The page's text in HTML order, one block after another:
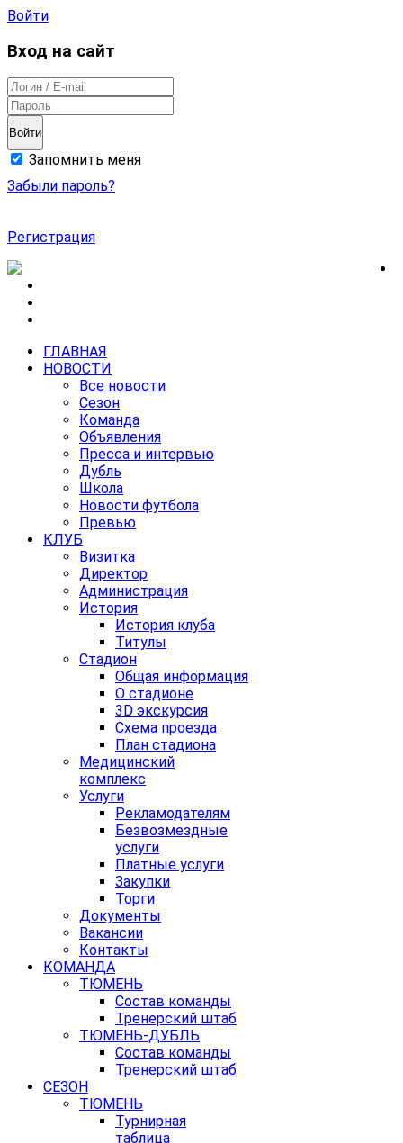
Войти
Вход на сайт
Войти
Запомнить меня
Забыли пароль?
Регистрация
ГЛАВНАЯ
НОВОСТИ
Все новости
Сезон
Команда
Объявления
Пресса и интервью
Дубль
Школа
Новости футбола
Превью
КЛУБ
Визитка
Директор
Администрация
История
История клуба
Титулы
Стадион
Общая информация
О стадионе
3D экскурсия
Схема проезда
План стадиона
Медицинский
комплекс
Услуги
Рекламодателям
Безвозмездные
услуги
Платные услуги
Закупки
Торги
Документы
Вакансии
Контакты
КОМАНДА
ТЮМЕНЬ
Состав команды
Тренерский штаб
ТЮМЕНЬ-ДУБЛЬ
Состав команды
Тренерский штаб
СЕЗОН
ТЮМЕНЬ
Турнирная
таблица